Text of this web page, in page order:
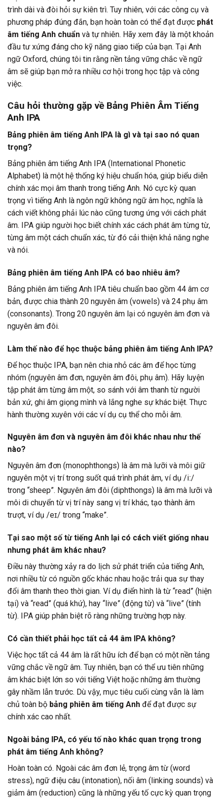
trình dài và đòi hỏi sự kiên trì. Tuy nhiên, với các công cụ và
phương pháp đúng đắn, bạn hoàn toàn có thể đạt được phát
âm tiếng Anh chuẩn và tự nhiên. Hãy xem đây là một khoản
đầu tư xứng đáng cho kỹ năng giao tiếp của bạn. Tại Anh
ngữ Oxford, chúng tôi tin rằng nền tảng vững chắc về ngữ
âm sẽ giúp bạn mở ra nhiều cơ hội trong học tập và công
việc.
Câu hỏi thường gặp về Bảng Phiên Âm Tiếng
Anh IPA
Bảng phiên âm tiếng Anh IPA là gì và tại sao nó quan
trọng?
Bảng phiên âm tiếng Anh IPA (International Phonetic
Alphabet) là một hệ thống ký hiệu chuẩn hóa, giúp biểu diễn
chính xác mọi âm thanh trong tiếng Anh. Nó cực kỳ quan
trọng vì tiếng Anh là ngôn ngữ không ngữ âm học, nghĩa là
cách viết không phải lúc nào cũng tương ứng với cách phát
âm. IPA giúp người học biết chính xác cách phát âm từng từ,
từng âm một cách chuẩn xác, từ đó cải thiện khả năng nghe
và nói.
Bảng phiên âm tiếng Anh IPA có bao nhiêu âm?
Bảng phiên âm tiếng Anh IPA tiêu chuẩn bao gồm 44 âm cơ
bản, được chia thành 20 nguyên âm (vowels) và 24 phụ âm
(consonants). Trong 20 nguyên âm lại có nguyên âm đơn và
nguyên âm đôi.
Làm thế nào để học thuộc bảng phiên âm tiếng Anh IPA?
Để học thuộc IPA, bạn nên chia nhỏ các âm để học từng
nhóm (nguyên âm đơn, nguyên âm đôi, phụ âm). Hãy luyện
tập phát âm từng âm một, so sánh với âm thanh từ người
bản xứ, ghi âm giọng mình và lắng nghe sự khác biệt. Thực
hành thường xuyên với các ví dụ cụ thể cho mỗi âm.
Nguyên âm đơn và nguyên âm đôi khác nhau như thế
nào?
Nguyên âm đơn (monophthongs) là âm mà lưỡi và môi giữ
nguyên một vị trí trong suốt quá trình phát âm, ví dụ /iː/
trong “sheep”. Nguyên âm đôi (diphthongs) là âm mà lưỡi và
môi di chuyển từ vị trí này sang vị trí khác, tạo thành âm
trượt, ví dụ /eɪ/ trong “make”.
Tại sao một số từ tiếng Anh lại có cách viết giống nhau
nhưng phát âm khác nhau?
Điều này thường xảy ra do lịch sử phát triển của tiếng Anh,
nơi nhiều từ có nguồn gốc khác nhau hoặc trải qua sự thay
đổi âm thanh theo thời gian. Ví dụ điển hình là từ “read” (hiện
tại) và “read” (quá khứ), hay “live” (động từ) và “live” (tính
từ). IPA giúp phân biệt rõ ràng những trường hợp này.
Có cần thiết phải học tất cả 44 âm IPA không?
Việc học tất cả 44 âm là rất hữu ích để bạn có một nền tảng
vững chắc về ngữ âm. Tuy nhiên, bạn có thể ưu tiên những
âm khác biệt lớn so với tiếng Việt hoặc những âm thường
gây nhầm lẫn trước. Dù vậy, mục tiêu cuối cùng vẫn là làm
chủ toàn bộ bảng phiên âm tiếng Anh để đạt được sự
chính xác cao nhất.
Ngoài bảng IPA, có yếu tố nào khác quan trọng trong
phát âm tiếng Anh không?
Hoàn toàn có. Ngoài các âm đơn lẻ, trọng âm từ (word
stress), ngữ điệu câu (intonation), nối âm (linking sounds) và
giảm âm (reduction) cũng là những yếu tố cực kỳ quan trọng